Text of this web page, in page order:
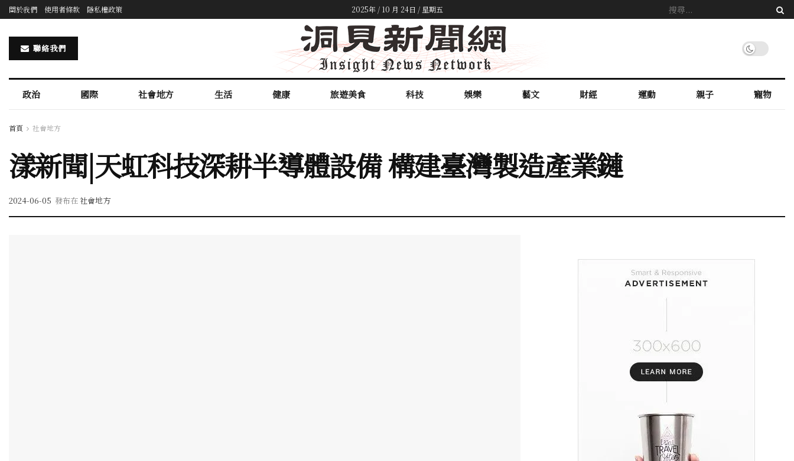
關於我們 使用者條款 隱私權政策 2025年 / 10 月 24日 / 星期五
聯絡我們
政治 國際 社會地方 生活 健康 旅遊美食 科技 娛樂 藝文 財經 運動 親子 寵物
首頁 社會地方
漾新聞|天虹科技深耕半導體設備 構建臺灣製造產業鏈
2024-06-05 發布在 社會地方